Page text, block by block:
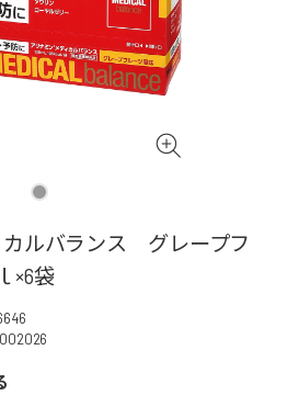
ルバランス グレープフ
×6袋